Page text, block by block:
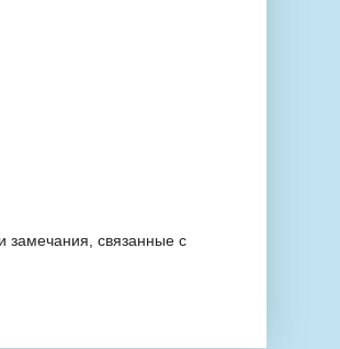
замечания, связанные с